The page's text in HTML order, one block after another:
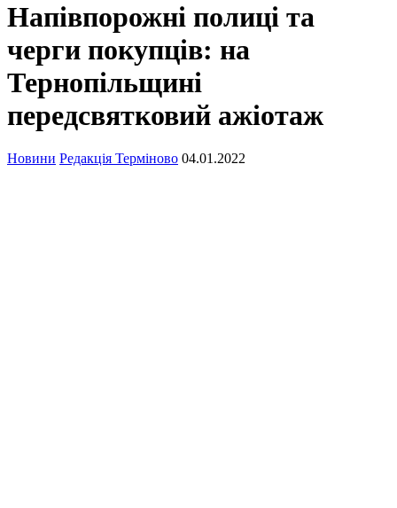
Напівпорожні полиці та
черги покупців: на
Тернопільщині
передсвятковий ажіотаж
Новини Редакція Терміново 04.01.2022